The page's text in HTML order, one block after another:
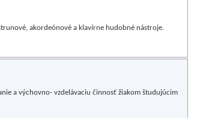
akordeónové a klavírne hudobné nástroje.
a výchovno- vzdelávaciu činnosť žiakom študujúcim